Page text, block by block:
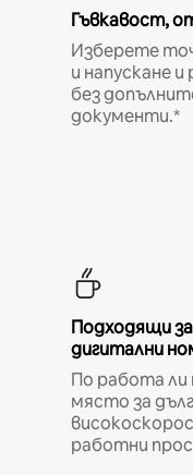
Гъвкавост,
Изберете
и напускане
без
документи.*
Подходящи
дигитални
По работа
място за
работни